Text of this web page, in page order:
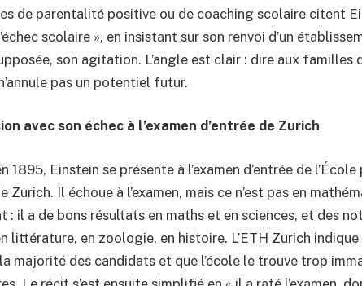
de parentalité positive ou de coaching scolaire citent
scolaire », en insistant sur son renvoi d’un
son agitation. L’angle est clair : dire aux familles
pas un potentiel futur.
avec son échec à l’examen d’entrée de Zurich
1895, Einstein se présente à l’examen d’entrée de
Zurich. Il échoue à l’examen, mais ce n’est pas en
: il a de bons résultats en maths et en sciences, et des
littérature, en zoologie, en histoire. L’ETH Zurich
majorité des candidats et que l’école le trouve trop